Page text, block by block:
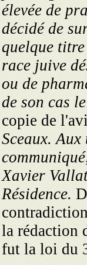
élevée de
décidé de
quelque
race juive
ou de
de son cas
copie de
Sceaux.
Xavier
Résidence.
la rédaction
fut la loi du